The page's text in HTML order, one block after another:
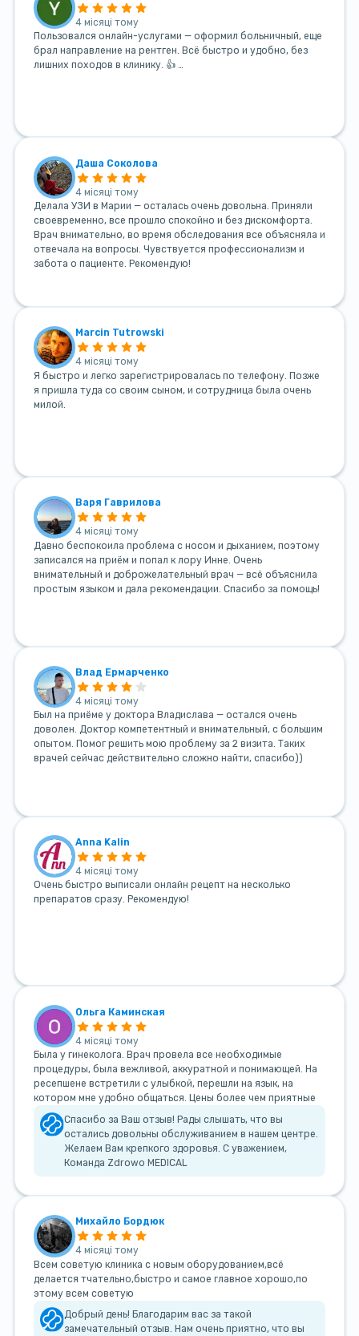
4 місяці тому
Пользовался онлайн-услугами — оформил больничный, еще
брал направление на рентген. Всё быстро и удобно, без
лишних походов в клинику. 👍 …
Даша Соколова
4 місяці тому
Делала УЗИ в Марии — осталась очень довольна. Приняли
своевременно, все прошло спокойно и без дискомфорта.
Врач внимательно, во время обследования все объясняла и
отвечала на вопросы. Чувствуется профессионализм и
забота о пациенте. Рекомендую!
Marcin Tutrowski
4 місяці тому
Я быстро и легко зарегистрировалась по телефону. Позже
я пришла туда со своим сыном, и сотрудница была очень
милой.
Варя Гаврилова
4 місяці тому
Давно беспокоила проблема с носом и дыханием, поэтому
записался на приём и попал к лору Инне. Очень
внимательный и доброжелательный врач — всё объяснила
простым языком и дала рекомендации. Спасибо за помощь!
Влад Ермарченко
4 місяці тому
Был на приёме у доктора Владислава — остался очень
доволен. Доктор компетентный и внимательный, с большим
опытом. Помог решить мою проблему за 2 визита. Таких
врачей сейчас действительно сложно найти, спасибо))
Anna Kalin
4 місяці тому
Очень быстро выписали онлайн рецепт на несколько
препаратов сразу. Рекомендую!
Ольга Каминская
4 місяці тому
Была у гинеколога. Врач провела все необходимые
процедуры, была вежливой, аккуратной и понимающей. На
ресепшене встретили с улыбкой, перешли на язык, на
котором мне удобно общаться. Цены более чем приятные
Спасибо за Ваш отзыв! Рады слышать, что вы
остались довольны обслуживанием в нашем центре.
Желаем Вам крепкого здоровья. С уважением,
Команда Zdrowo MEDICAL
Михайло Бордюк
4 місяці тому
Всем советую клиника с новым оборудованием,всё
делается тчательно,быстро и самое главное хорошо,по
этому всем советую
Добрый день! Благодарим вас за такой
замечательный отзыв. Нам очень приятно, что вы